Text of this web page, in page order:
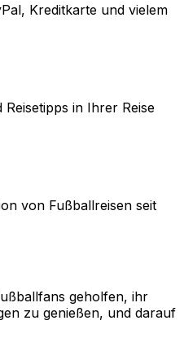
Kreditkarte und vielem
in Ihrer Reise
von Fußballreisen seit
geholfen, ihr
zu genießen, und darauf